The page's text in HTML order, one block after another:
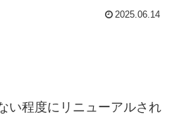
2025.06.14
い程度にリニューアルされ